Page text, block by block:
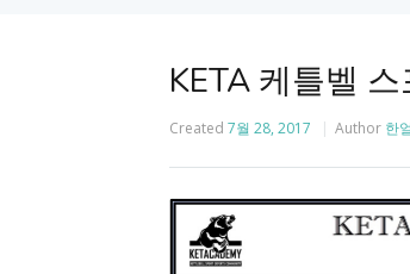
KETA 케틀벨
Created 7월 28, 2017 Author 한